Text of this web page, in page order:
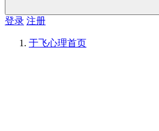
登录 注册
于飞心理首页